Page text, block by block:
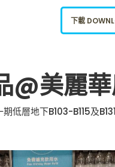
下載應用
網誌
ENGLISH
@美麗
低層地下B103-B115及
下載